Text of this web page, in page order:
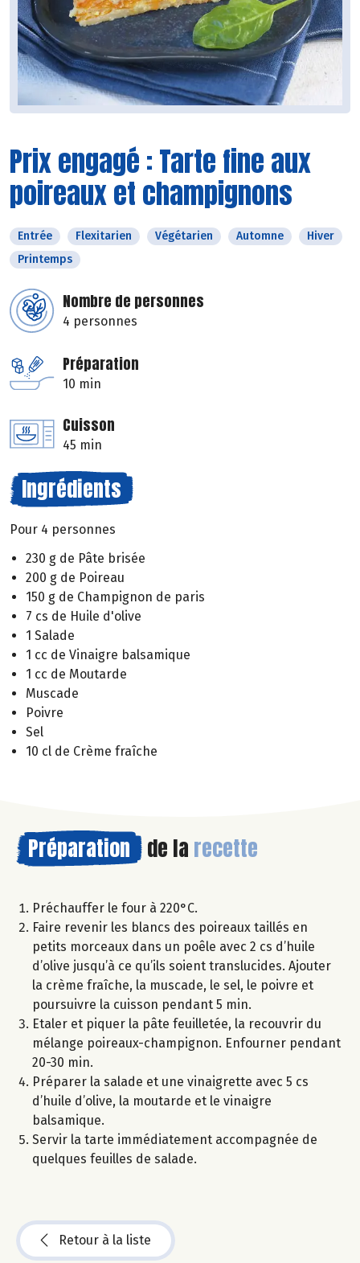
Prix engagé : Tarte fine aux
poireaux et champignons
Entrée Flexitarien Végétarien Automne
Hiver
Printemps
Nombre de personnes
4 personnes
Préparation
10 min
Cuisson
45 min
Ingrédients
Pour 4 personnes
230 g de Pâte brisée
200 g de Poireau
150 g de Champignon de paris
7 cs de Huile d'olive
1 Salade
1 cc de Vinaigre balsamique
1 cc de Moutarde
Muscade
Poivre
Sel
10 cl de Crème fraîche
Préparation de la recette
Préchauffer le four à 220°C.
Faire revenir les blancs des poireaux taillés en
petits morceaux dans un poêle avec 2 cs d’huile
d’olive jusqu’à ce qu’ils soient translucides. Ajouter
la crème fraîche, la muscade, le sel, le poivre et
poursuivre la cuisson pendant 5 min.
Etaler et piquer la pâte feuilletée, la recouvrir du
mélange poireaux-champignon. Enfourner pendant
20-30 min.
Préparer la salade et une vinaigrette avec 5 cs
d’huile d’olive, la moutarde et le vinaigre
balsamique.
Servir la tarte immédiatement accompagnée de
quelques feuilles de salade.
Retour à la liste